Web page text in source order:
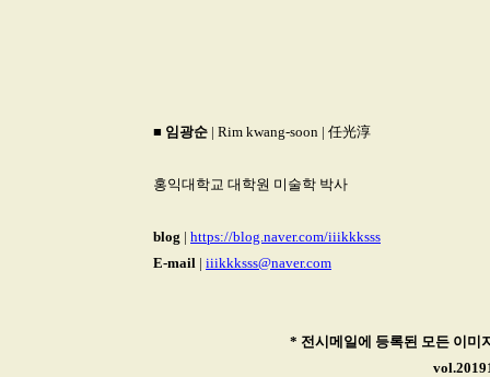
■ 임광순 | Rim kwang-soon | 任光淳
홍익대학교 대학원 미술학 박사
blog | https://blog.naver.com/iiikkksss
E-mail | iiikkksss@naver.com
* 전시메일에 등록된 모든 이미